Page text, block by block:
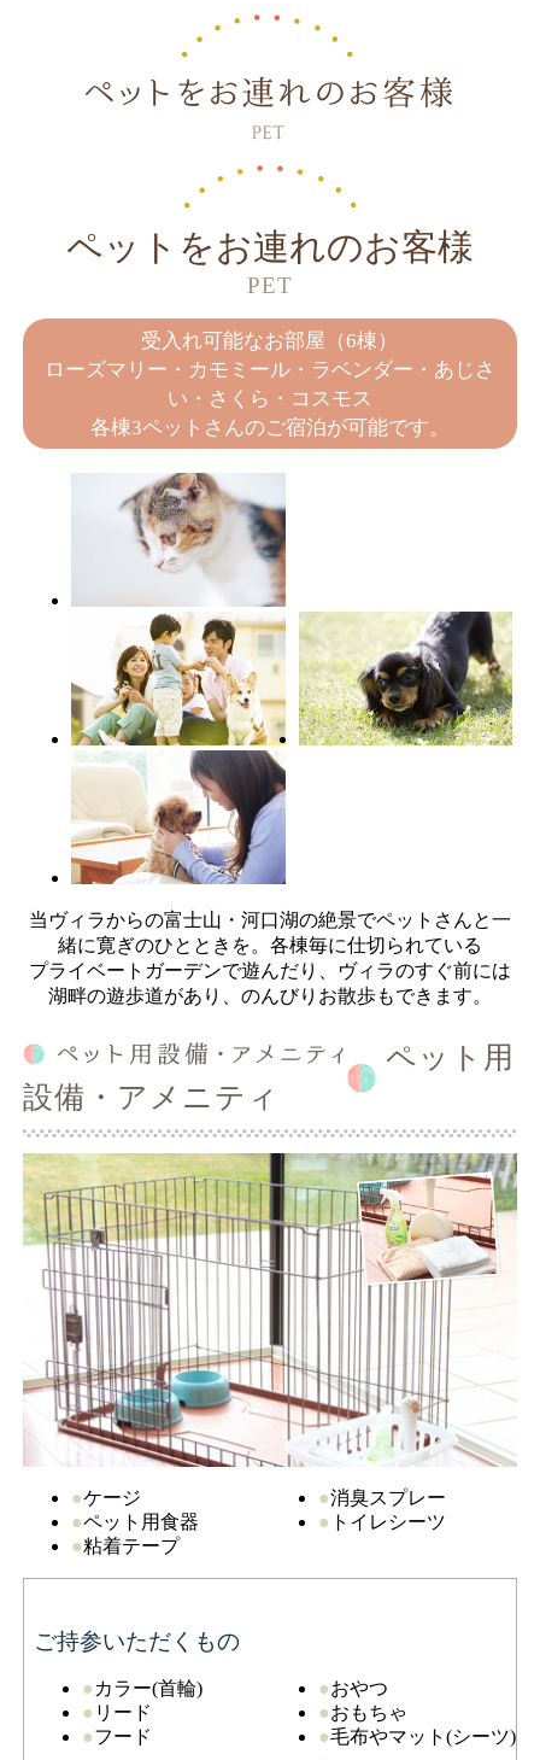
ペットをお連れのお客様
PET
受入れ可能なお部屋（6棟）
ローズマリー・カモミール・ラベンダー・あじさ
い・さくら・コスモス
各棟3ペットさんのご宿泊が可能です。
当ヴィラからの富士山・河口湖の絶景でペットさんと一
緒に寛ぎのひとときを。各棟毎に仕切られている
プライベートガーデンで遊んだり、ヴィラのすぐ前には
湖畔の遊歩道があり、のんびりお散歩もできます。
ペット用
設備・アメニティ
●ケージ ●消臭スプレー
●ペット用食器 ● トイレシーツ
●粘着テープ
ご持参いただくもの
● カラー(首輪) ●おやつ
● リード ●おもちゃ
●フード ●毛布やマット(シーツ)